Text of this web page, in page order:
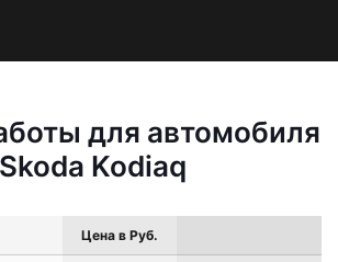
для автомобиля
Skoda Kodiaq
Цена в Руб.